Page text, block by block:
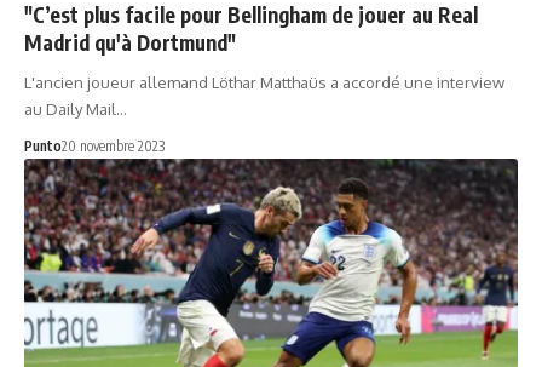
"C’est plus facile pour Bellingham de jouer au Real
Madrid qu'à Dortmund"
L'ancien joueur allemand Löthar Matthaüs a accordé une interview
au Daily Mail…
Punto20 novembre 2023